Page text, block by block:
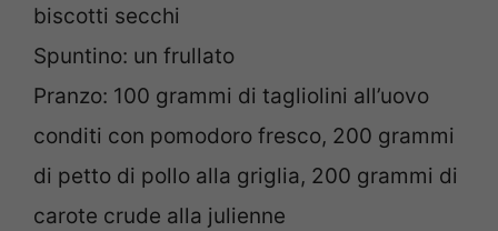
biscotti secchi
Spuntino: un frullato
Pranzo: 100 grammi di tagliolini all’uovo
conditi con pomodoro fresco, 200 grammi
di petto di pollo alla griglia, 200 grammi di
carote crude alla julienne